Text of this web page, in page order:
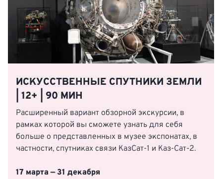
ИСКУССТВЕННЫЕ СПУТНИКИ ЗЕМЛИ
| 12+ | 90 МИН
Расширенный вариант обзорной экскурсии, в
рамках которой вы сможете узнать для себя
больше о представленных в музее экспонатах, в
частности, спутниках связи КазСат-1 и Каз-Сат-2.
17 марта — 31 декабря